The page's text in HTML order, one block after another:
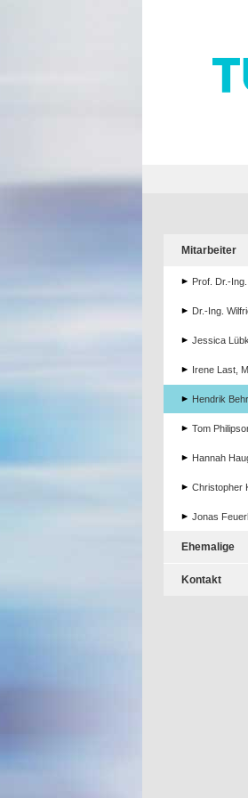
Mitarbeiter
Prof. Dr.-
Dr.-Ing.
Jessica
Irene Last,
Hendrik
Tom
Hannah
Christopher
Jonas
Ehemalige
Kontakt